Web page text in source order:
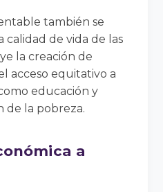
también se
calidad de vida de las
la creación de
acceso equitativo a
educación y
de la pobreza.
a